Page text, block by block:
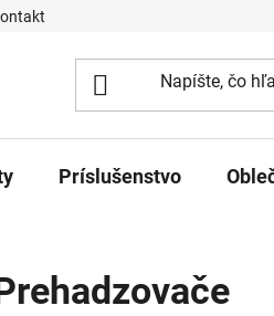
Príslušenstvo